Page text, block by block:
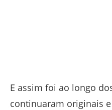
E assim foi ao longo
continuaram originais